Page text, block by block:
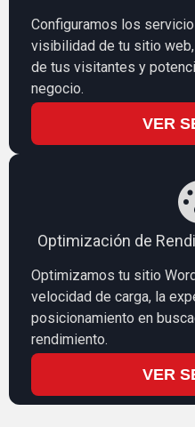
Configuramos los
visibilidad de tu sitio
de tus visitantes y
negocio.
VER
Optimización de
Optimizamos tu sitio
velocidad de carga, la
posicionamiento en
rendimiento.
VER